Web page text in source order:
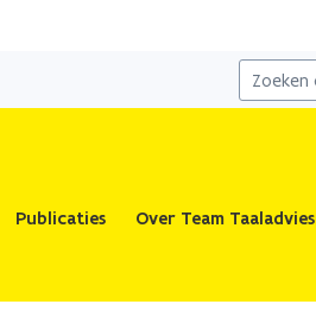
Publicaties Over Team Taaladvies